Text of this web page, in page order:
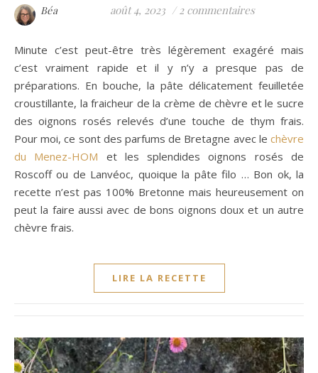
Béa août 4, 2023 / 2 commentaires
Minute c’est peut-être très légèrement exagéré mais
c’est vraiment rapide et il y n’y a presque pas de
préparations. En bouche, la pâte délicatement feuilletée
croustillante, la fraicheur de la crème de chèvre et le sucre
des oignons rosés relevés d’une touche de thym frais.
Pour moi, ce sont des parfums de Bretagne avec le chèvre
du Menez-HOM et les splendides oignons rosés de
Roscoff ou de Lanvéoc, quoique la pâte filo … Bon ok, la
recette n’est pas 100% Bretonne mais heureusement on
peut la faire aussi avec de bons oignons doux et un autre
chèvre frais.
LIRE LA RECETTE